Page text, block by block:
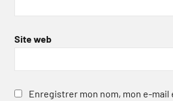
Site web
Enregistrer mon nom, mon e-mail